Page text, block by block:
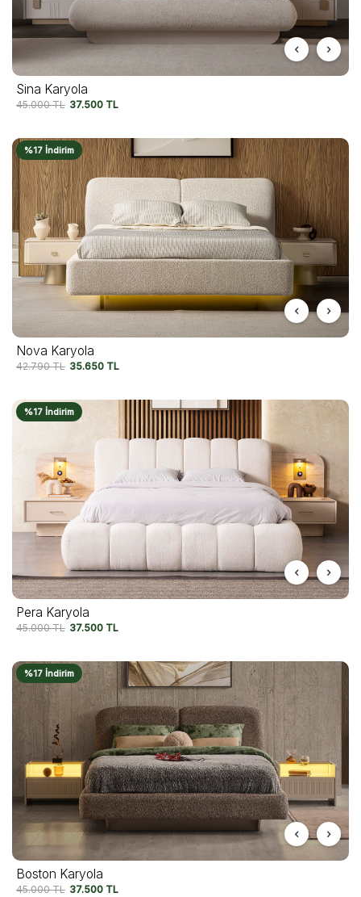
Sina Karyola
45.000TL 37.500 TL
%17 İndirim
Nova Karyola
42.790TL 35.650 TL
%17 İndirim
Pera Karyola
45.000TL 37.500 TL
%17 İndirim
Boston Karyola
45.000TL 37.500 TL